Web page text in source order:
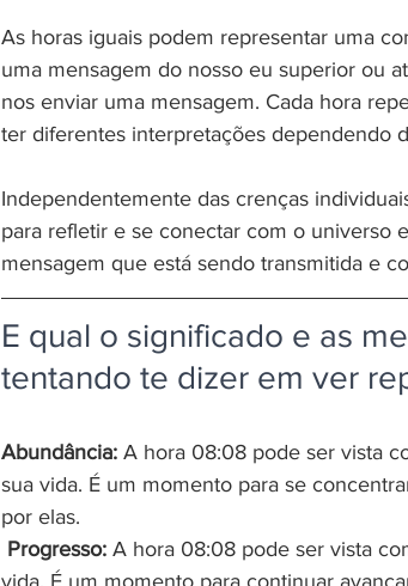
As horas iguais podem representar uma
uma mensagem do nosso eu superior ou
nos enviar uma mensagem. Cada hora
ter diferentes interpretações dependendo
Independentemente das crenças
para refletir e se conectar com o universo
mensagem que está sendo transmitida e
E qual o significado e as
tentando te dizer em ver
Abundância: A hora 08:08 pode ser vista
sua vida. É um momento para se
por elas.
Progresso: A hora 08:08 pode ser vista